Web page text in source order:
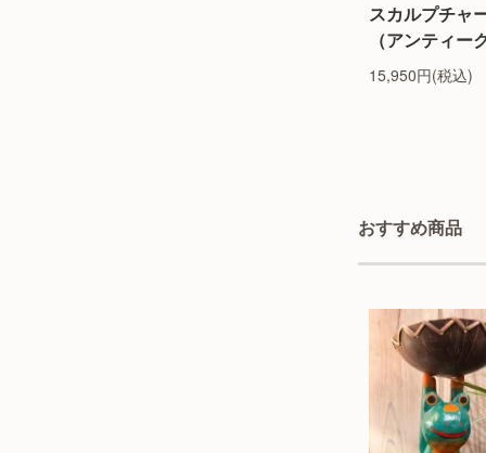
スカルプチャ
（アンティー
15,950円(税込)
おすすめ商品